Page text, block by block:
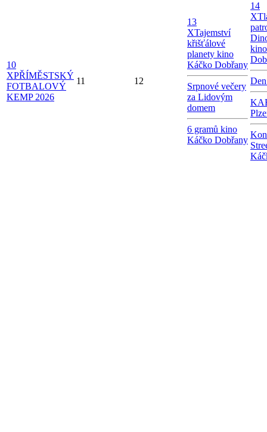
10
XPŘÍMĚSTSKÝ
FOTBALOVÝ
KEMP 2026
11 12
13
XTajemství
křišťálové
planety kino
Káčko Dobřany
Srpnové večery
za Lidovým
domem
6 gramů kino
Káčko Dobřany
14
X